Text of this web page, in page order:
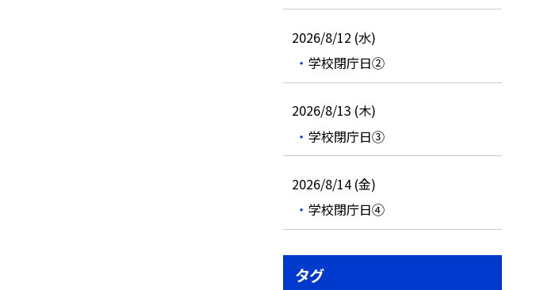
2026/8/12 (水)
学校閉庁日②
2026/8/13 (木)
学校閉庁日③
2026/8/14 (金)
学校閉庁日④
タグ